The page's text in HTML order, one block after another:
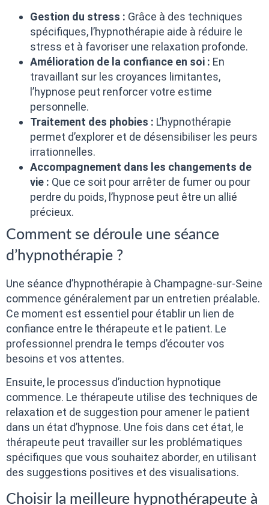
Gestion du stress : Grâce à des techniques
spécifiques, l’hypnothérapie aide à réduire le
stress et à favoriser une relaxation profonde.
Amélioration de la confiance en soi : En
travaillant sur les croyances limitantes,
l’hypnose peut renforcer votre estime
personnelle.
Traitement des phobies : L’hypnothérapie
permet d’explorer et de désensibiliser les peurs
irrationnelles.
Accompagnement dans les changements de
vie : Que ce soit pour arrêter de fumer ou pour
perdre du poids, l’hypnose peut être un allié
précieux.
Comment se déroule une séance
d’hypnothérapie ?
Une séance d’hypnothérapie à Champagne-sur-Seine
commence généralement par un entretien préalable.
Ce moment est essentiel pour établir un lien de
confiance entre le thérapeute et le patient. Le
professionnel prendra le temps d’écouter vos
besoins et vos attentes.
Ensuite, le processus d’induction hypnotique
commence. Le thérapeute utilise des techniques de
relaxation et de suggestion pour amener le patient
dans un état d’hypnose. Une fois dans cet état, le
thérapeute peut travailler sur les problématiques
spécifiques que vous souhaitez aborder, en utilisant
des suggestions positives et des visualisations.
Choisir la meilleure hypnothérapeute à